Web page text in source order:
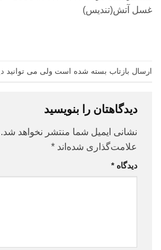
غسل آتش(تندیس)
ارسال بازتاب بسته شده است ولی می توانید
دیدگاهتان را بنویسید
نشانی ایمیل شما منتشر نخواهد شد.
علامت‌گذاری شده‌اند *
دیدگاه*